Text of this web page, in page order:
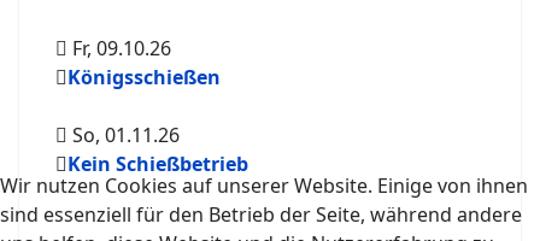
Fr, 09.10.26
Königsschießen
So, 01.11.26
Kein Schießbetrieb
Wir nutzen Cookies auf unserer Website. Einige von ihnen
sind essenziell für den Betrieb der Seite, während andere